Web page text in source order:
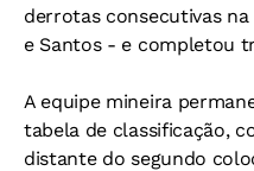
derrotas consecutivas
e Santos - e completou
A equipe mineira
tabela de classificação,
distante do segundo